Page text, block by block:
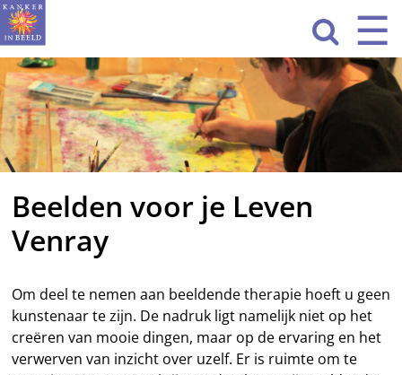
Sla
navigatie
over
☰
HOME
WAT WE DOEN
ACTIVITEITEN
OVER ONS
CONTACT
NIEUWS

Beelden voor je Leven
Venray
Om deel te nemen aan beeldende therapie hoeft u geen
kunstenaar te zijn. De nadruk ligt namelijk niet op het
creëren van mooie dingen, maar op de ervaring en het
verwerven van inzicht over uzelf. Er is ruimte om te